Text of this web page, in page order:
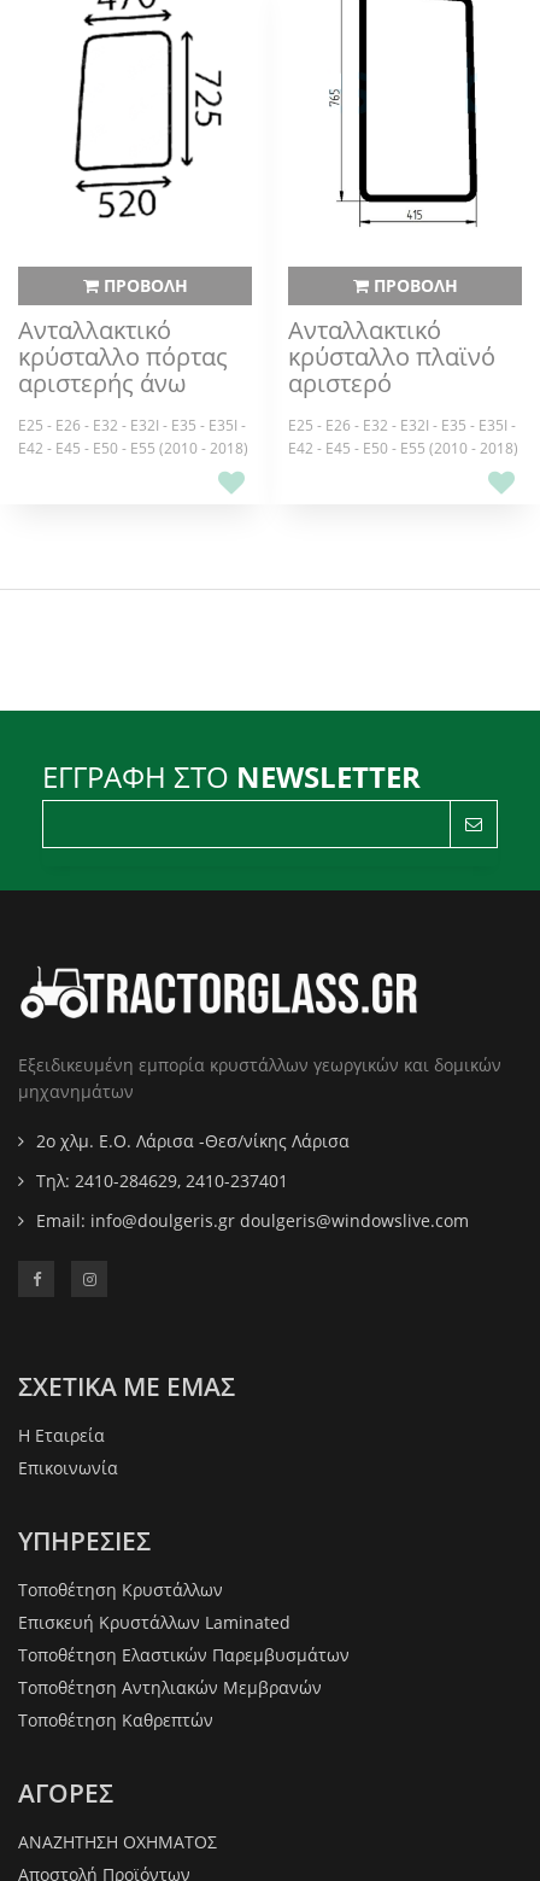
ΠΡΟΒΟΛΗ
Ανταλλακτικό
κρύσταλλο πόρτας
αριστερής άνω
E25 - E26 - E32 - E32I - E35 - E35I -
E42 - E45 - E50 - E55 (2010 - 2018)
ΠΡΟΒΟΛΗ
Ανταλλακτικό
κρύσταλλο πλαϊνό
αριστερό
E25 - E26 - E32 - E32I - E35 - E35I -
E42 - E45 - E50 - E55 (2010 - 2018)
ΕΓΓΡΑΦΗ ΣΤΟ NEWSLETTER
Εξειδικευμένη εμπορία κρυστάλλων γεωργικών και δομικών
μηχανημάτων
2ο χλμ. Ε.Ο. Λάρισα -Θεσ/νίκης Λάρισα
Τηλ: 2410-284629, 2410-237401
Email: info@doulgeris.gr doulgeris@windowslive.com
ΣΧΕΤΙΚΑ ΜΕ ΕΜΑΣ
Η Εταιρεία
Επικοινωνία
ΥΠΗΡΕΣΙΕΣ
Τοποθέτηση Κρυστάλλων
Επισκευή Κρυστάλλων Laminated
Τοποθέτηση Ελαστικών Παρεμβυσμάτων
Τοποθέτηση Αντηλιακών Μεμβρανών
Τοποθέτηση Καθρεπτών
ΑΓΟΡΕΣ
ΑΝΑΖΗΤΗΣΗ ΟΧΗΜΑΤΟΣ
Αποστολή Προϊόντων